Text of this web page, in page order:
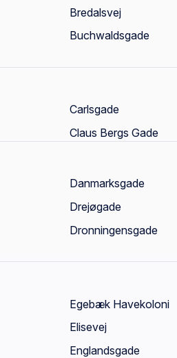
Bredalsvej
Buchwaldsgade
Carlsgade
Claus Bergs Gade
Danmarksgade
Drejøgade
Dronningensgade
Egebæk Havekoloni
Elisevej
Englandsgade